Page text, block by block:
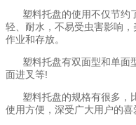
塑料托盘的使用不仅节约
轻、耐水，不易受虫害影响
作业和存放。
塑料托盘有双面型和单面
面进叉等!
塑料托盘的规格有很多，
使用方便，深受广大用户的喜